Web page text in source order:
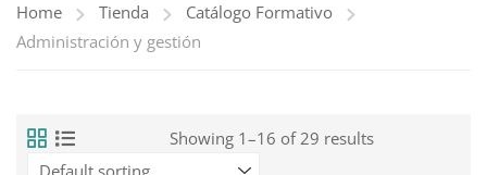
Home Tienda
Catálogo Formativo
Administración y gestión
Showing 1–16 of 29 results